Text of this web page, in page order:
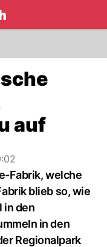
auf
Fabrik, welche
blieb so, wie
in den
in den
Regionalpark